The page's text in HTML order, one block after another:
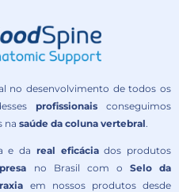
no desenvolvimento de todos os
profissionais conseguimos
na saúde da coluna vertebral.
e da real eficáciados produtos
no Brasil com o Selo da
em nossos produtos desde